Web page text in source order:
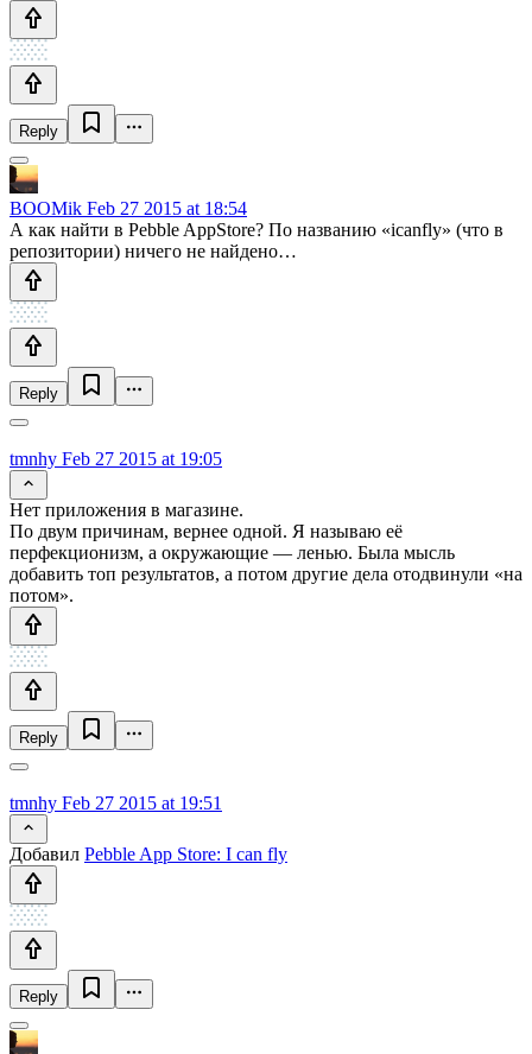
Reply
BOOMik Feb 27 2015 at 18:54
А как найти в Pebble AppStore? По названию «icanfly» (что в
репозитории) ничего не найдено…
Reply
tmnhy Feb 27 2015 at 19:05
Нет приложения в магазине.
По двум причинам, вернее одной. Я называю её
перфекционизм, а окружающие — ленью. Была мысль
добавить топ результатов, а потом другие дела отодвинули «на
потом».
Reply
tmnhy Feb 27 2015 at 19:51
Добавил Pebble App Store: I can fly
Reply